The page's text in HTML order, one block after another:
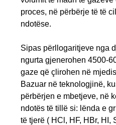
proces, në përbërje të të
ndotëse.
Sipas përllogaritjeve nga
ngurta gjenerohen 4500-
gaze që çlirohen në
Bazuar në teknologjinë,
përbërjen e mbetjeve, në
ndotës të tillë si: lënda e
të tjerë ( HCl, HF, HBr,